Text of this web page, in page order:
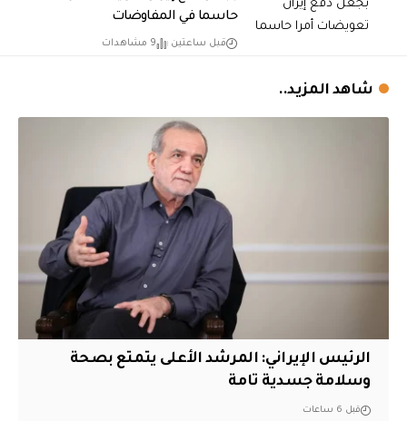
حاسما في المفاوضات
قبل ساعتين 9 مشاهدات
شاهد المزيد..
الرئيس الإيراني: المرشد الأعلى يتمتع بصحة
وسلامة جسدية تامة
قبل 6 ساعات